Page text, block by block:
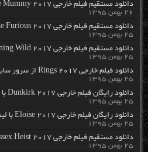
دانلود مستقیم فیلم خارجی The Mummy 2017 از سرور سایت
۲۶ بهمن ۱۳۹۵
دانلود مستقیم فیلم خارجی The Fate of the Furious 2017 از سرور سایت
۲۵ بهمن ۱۳۹۵
دانلود مستقیم فیلم خارجی Running Wild 2017 از سرور سایت
۲۵ بهمن ۱۳۹۵
دانلود فیلم خارجی Rings 2017 از سرور سایت
۲۵ بهمن ۱۳۹۵
دانلود رایگان فیلم خارجی Dunkirk 2017 با لینک مستقیم
۲۵ بهمن ۱۳۹۵
دانلود رایگان فیلم خارجی Eloise 2017 با لینک مستقیم
۲۵ بهمن ۱۳۹۵
دانلود مستقیم فیلم خارجی Essex Heist 2017 از سرور سایت
۲۵ بهمن ۱۳۹۵